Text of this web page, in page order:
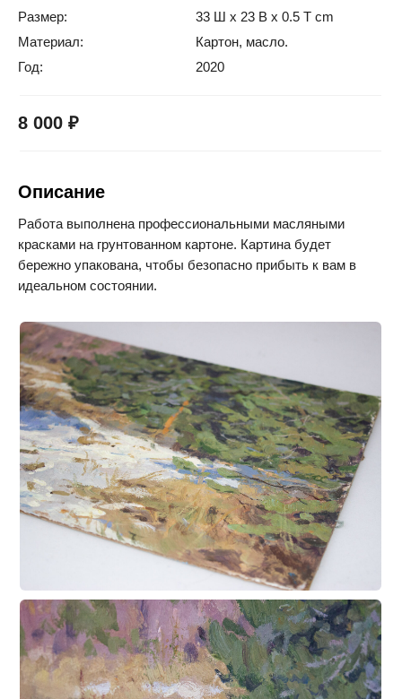
Размер:
33 Ш x 23 В x 0.5 Т cm
Материал:
Картон, масло.
Год:
2020
Работа выполнена профессиональными масляными
красками на грунтованном картоне. Картина будет
бережно упакована, чтобы безопасно прибыть к вам в
идеальном состоянии.
Описание
8 000 ₽